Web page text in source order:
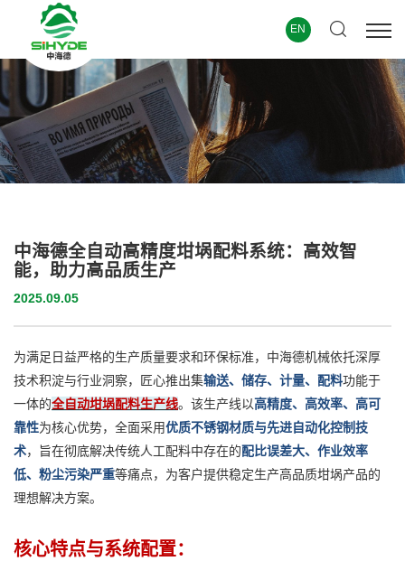
EN
中海德全自动高精度坩埚配料系统：高效智
能，助力高品质生产
2025.09.05
为满足日益严格的生产质量要求和环保标准，中海德机械依托深厚
技术积淀与行业洞察，匠心推出集输送、储存、计量、配料功能于
一体的全自动坩埚配料生产线。该生产线以高精度、高效率、高可
靠性为核心优势，全面采用优质不锈钢材质与先进自动化控制技
术，旨在彻底解决传统人工配料中存在的配比误差大、作业效率
低、粉尘污染严重等痛点，为客户提供稳定生产高品质坩埚产品的
理想解决方案。
核心特点与系统配置：